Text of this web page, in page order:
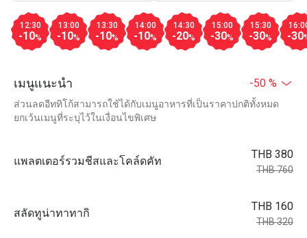
12:30
-10%
13:00
-10%
13:30
-10%
14:00
-10%
14:30
-20%
15:00
-30%
15:30
-30% -30
เมนูแนะนำ -50 %
ส่วนลดอีททิโก้สามารถใช้ได้กับเมนูอาหารที่เป็นราคาปกติทั้งหมด
ยกเว้นเมนูที่ระบุไว้ในเงื่อนไขพิเศษ
แพลตเตอร์รวมชีสและโคล์ดคัท
THB 380
THB 760
สลัดทูน่าทาทากิ
THB 160
THB 320